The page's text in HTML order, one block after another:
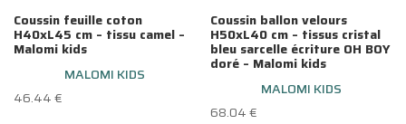
Coussin feuille coton
H40xL45 cm – tissu camel –
Malomi kids
MALOMI KIDS
46.44€
Coussin ballon velours
H50xL40 cm – tissus cristal
bleu sarcelle écriture OH BOY
doré – Malomi kids
MALOMI KIDS
68.04€